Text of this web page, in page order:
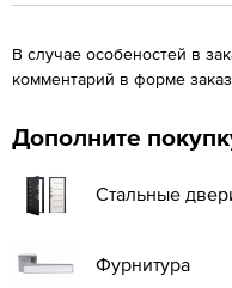
В случае особеностей в
комментарий в форме
Дополните
Стальные
Фурнитура